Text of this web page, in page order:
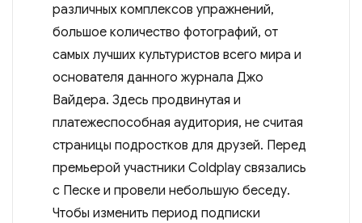
различных комплексов упражнений,
большое количество фотографий, от
самых лучших культуристов всего мира и
основателя данного журнала Джо
Вайдера. Здесь продвинутая и
платежеспособная аудитория, не считая
страницы подростков для друзей. Перед
премьерой участники Coldplay связались
с Песке и провели небольшую беседу.
Чтобы изменить период подписки